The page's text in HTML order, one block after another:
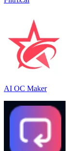
AI OC Maker